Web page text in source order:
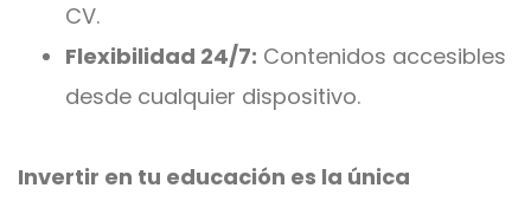
CV.
Flexibilidad 24/7: Contenidos accesibles
desde cualquier dispositivo.
Invertir en tu educación es la única